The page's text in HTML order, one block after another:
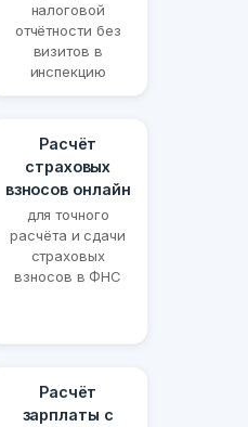
налоговой
отчётности без
визитов в
инспекцию
Расчёт
страховых
взносов онлайн
для точного
расчёта и сдачи
страховых
взносов в ФНС
Расчёт
зарплаты с